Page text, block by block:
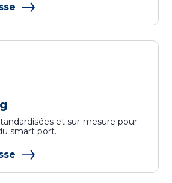
et sur-mesure pour
smart port.